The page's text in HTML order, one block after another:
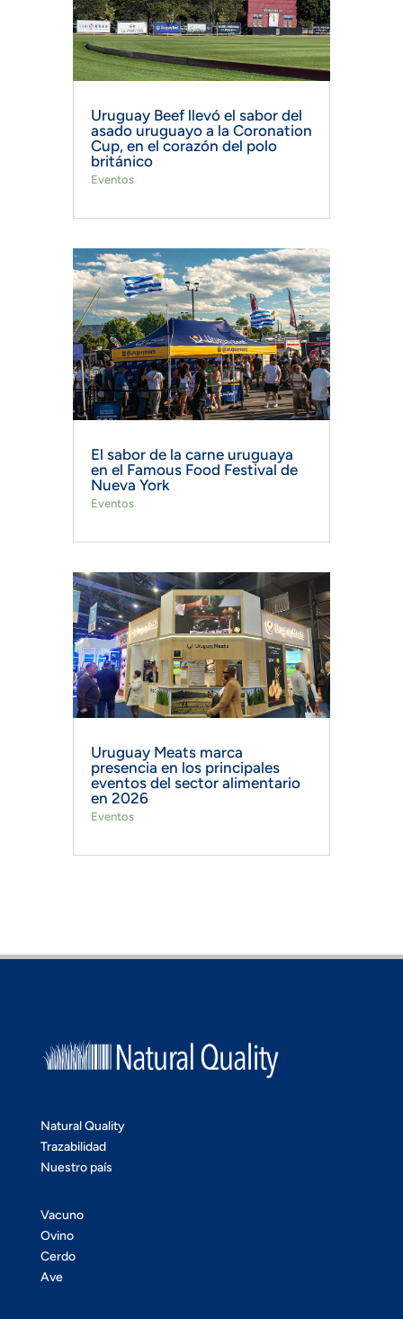
Uruguay Beef llevó el sabor del
asado uruguayo a la Coronation
Cup, en el corazón del polo
británico
Eventos
El sabor de la carne uruguaya
en el Famous Food Festival de
Nueva York
Eventos
Uruguay Meats marca
presencia en los principales
eventos del sector alimentario
en 2026
Eventos
Natural Quality
Trazabilidad
Nuestro país
Vacuno
Ovino
Cerdo
Ave